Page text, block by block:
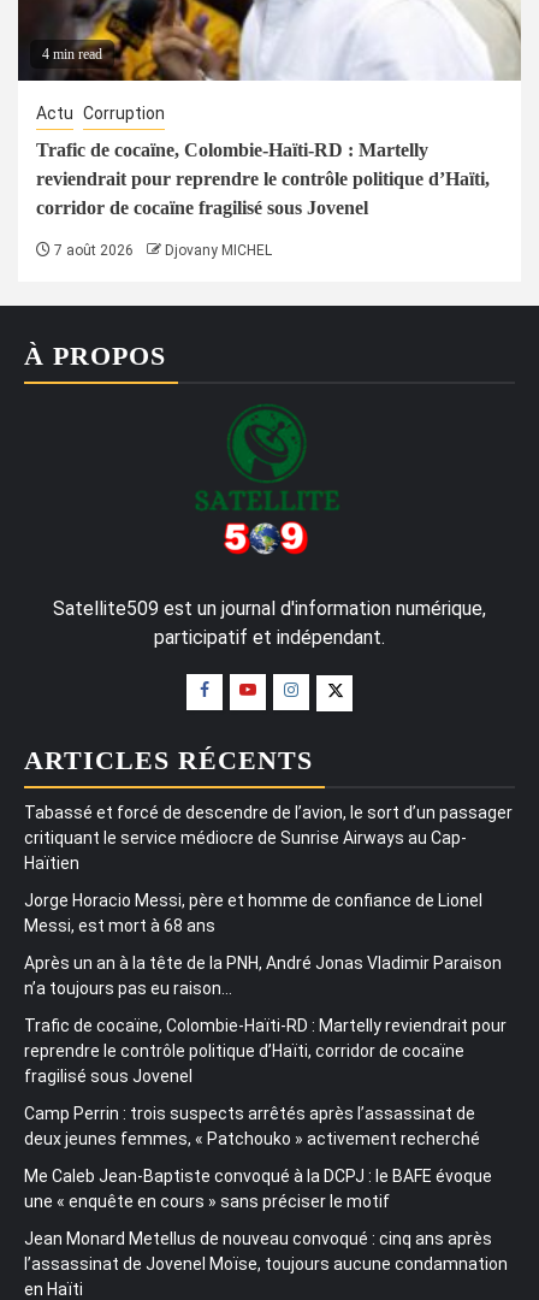
4 min read
Actu Corruption
Trafic de cocaïne, Colombie-Haïti-RD : Martelly
reviendrait pour reprendre le contrôle politique d’Haïti,
corridor de cocaïne fragilisé sous Jovenel
7 août 2026 Djovany MICHEL
À PROPOS
Satellite509 est un journal d'information numérique,
participatif et indépendant.
ARTICLES RÉCENTS
Tabassé et forcé de descendre de l’avion, le sort d’un passager
critiquant le service médiocre de Sunrise Airways au Cap-
Haïtien
Jorge Horacio Messi, père et homme de confiance de Lionel
Messi, est mort à 68 ans
Après un an à la tête de la PNH, André Jonas Vladimir Paraison
n’a toujours pas eu raison…
Trafic de cocaïne, Colombie-Haïti-RD : Martelly reviendrait pour
reprendre le contrôle politique d’Haïti, corridor de cocaïne
fragilisé sous Jovenel
Camp Perrin : trois suspects arrêtés après l’assassinat de
deux jeunes femmes, « Patchouko » activement recherché
Me Caleb Jean-Baptiste convoqué à la DCPJ : le BAFE évoque
une « enquête en cours » sans préciser le motif
Jean Monard Metellus de nouveau convoqué : cinq ans après
l’assassinat de Jovenel Moïse, toujours aucune condamnation
en Haïti